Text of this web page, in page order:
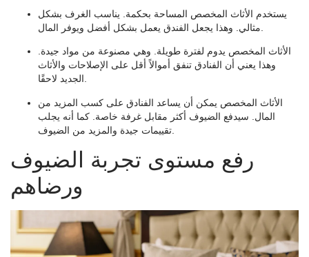
يستخدم الأثاث المخصص المساحة بحكمة. يناسب الغرف بشكل
الأثاث المخصص يدوم لفترة طويلة. وهي مصنوعة من مواد جيدة.
وهذا يعني أن الفنادق تنفق أموالاً أقل على الإصلاحات والأثاث
الجديد لاحقًا.
الأثاث المخصص يمكن أن يساعد الفنادق على كسب المزيد من
المال. سيدفع الضيوف أكثر مقابل غرفة خاصة. كما أنه يجلب
رفع مستوى تجربة الضيوف
ورضاهم